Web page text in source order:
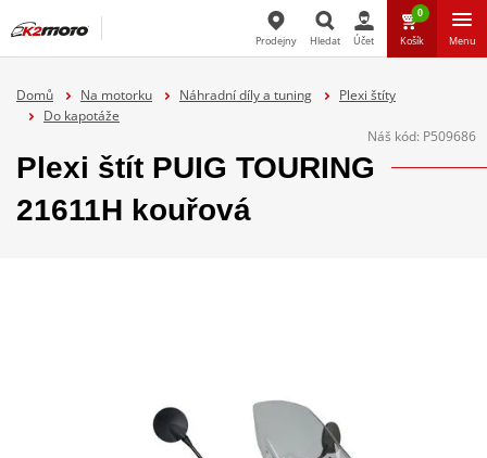
Prodejny Hledat Účet
0
Košík Menu
Domů Na motorku Náhradní díly a tuning
Plexi štíty
Do kapotáže
Náš kód: P509686
Plexi štít PUIG TOURING
21611H kouřová